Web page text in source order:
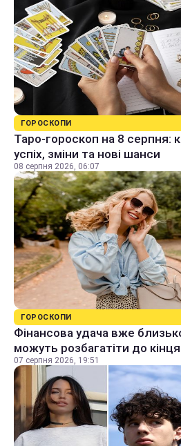
ГОРОСКОПИ
Таро-гороскоп на 8 серпня:
успіх, зміни та нові шанси
08 серпня 2026, 06:07
ГОРОСКОПИ
Фінансова удача вже
можуть розбагатіти до
07 серпня 2026, 19:51